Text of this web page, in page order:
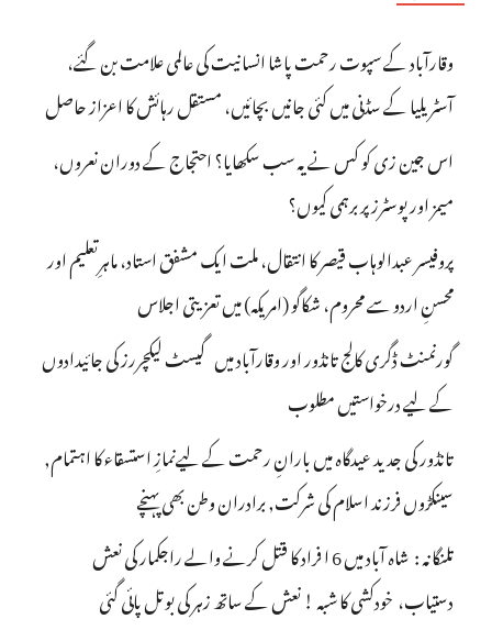
وقارآباد کے سپوت رحمت پاشا انسانیت کی عالمی علامت بن گئے،
آسٹریلیا کے سڈنی میں کئی جانیں بچائیں، مستقل رہائش کا اعزاز حاصل
اس جین زی کو کس نے یہ سب سکھایا؟ احتجاج کے دوران نعروں،
میمز اور پوسٹرز پر برہمی کیوں؟
پروفیسر عبدالوہاب قیصر کا انتقال، ملت ایک مشفق استاد، ماہرِتعلیم اور
محسنِ اردو سے محروم، شکاگو (امریکہ) میں تعزیتی اجلاس
گورنمنٹ ڈگری کالج تانڈور اور وقارآباد میں گیسٹ لیکچررز کی جائیدادوں
کے لیے درخواستیں مطلوب
تانڈور کی جدید عیدگاہ میں بارانِ رحمت کے لیےنمازِ استسقاء کا اہتمام,
سینکڑوں فرزند اسلام کی شرکت, برادران وطن بھی پہنچے
تلنگانہ : شاہ آباد میں 6 ا فراد کا قتل کرنے والے راجکمار کی نعش
دستیاب، خودکشی کا شبہ ! نعش کے ساتھ زہر کی بوتل پائی گئی